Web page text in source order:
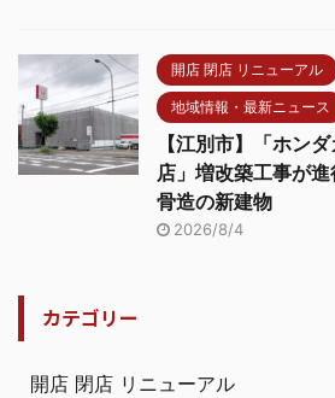
開店 閉店 リニューアル
地域情報・最新ニュース
【江別市】「ホン
店」増改築工事が
骨造の新建物
2026/8/4
カテゴリー
開店 閉店 リニューアル